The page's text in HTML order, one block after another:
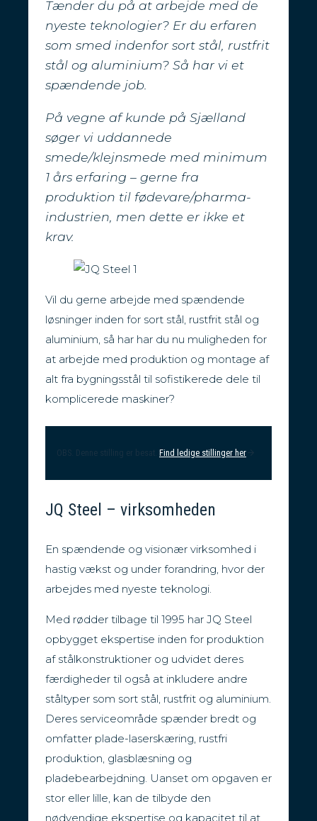
Tænder du på at arbejde med de
nyeste teknologier? Er du erfaren
som smed indenfor sort stål, rustfrit
stål og aluminium? Så har vi et
spændende job.
På vegne af kunde på Sjælland
søger vi uddannede
smede/klejnsmede med minimum
1 års erfaring – gerne fra
produktion til fødevare/pharma-
industrien, men dette er ikke et
krav.
Vil du gerne arbejde med spændende
løsninger inden for sort stål, rustfrit stål og
aluminium, så har har du nu muligheden for
at arbejde med produktion og montage af
alt fra bygningsstål til sofistikerede dele til
komplicerede maskiner?
OBS. Denne stilling er besat. Find ledige stillinger her
JQ Steel – virksomheden
En spændende og visionær virksomhed i
hastig vækst og under forandring, hvor der
arbejdes med nyeste teknologi.
Med rødder tilbage til 1995 har JQ Steel
opbygget ekspertise inden for produktion
af stålkonstruktioner og udvidet deres
færdigheder til også at inkludere andre
ståltyper som sort stål, rustfrit og aluminium.
Deres serviceområde spænder bredt og
omfatter plade-laserskæring, rustfri
produktion, glasblæsning og
pladebearbejdning. Uanset om opgaven er
stor eller lille, kan de tilbyde den
nødvendige ekspertise og kapacitet til at